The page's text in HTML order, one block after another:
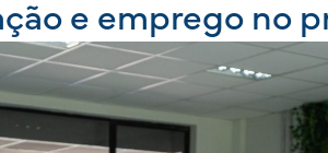
e emprego no